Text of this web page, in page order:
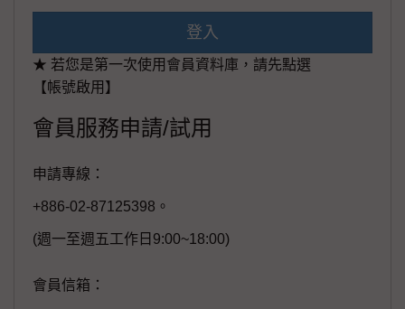
登入
★ 若您是第一次使用會員資料庫，請先點選
【帳號啟用】
會員服務申請/試用
申請專線：
+886-02-87125398。
(週一至週五工作日9:00~18:00)
會員信箱：